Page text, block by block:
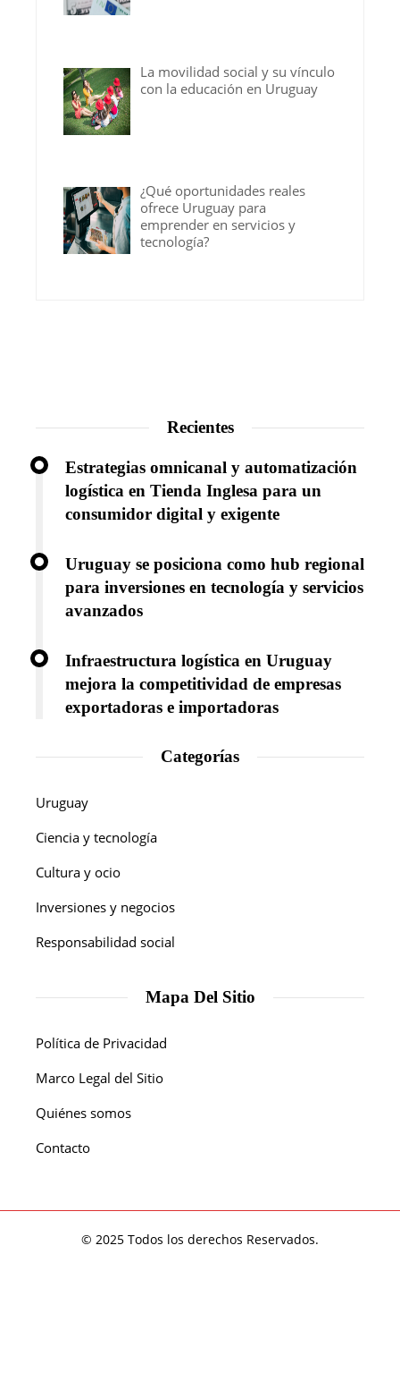
La movilidad social y su vínculo
con la educación en Uruguay
¿Qué oportunidades reales
ofrece Uruguay para
emprender en servicios y
tecnología?
Recientes
Estrategias omnicanal y automatización
logística en Tienda Inglesa para un
consumidor digital y exigente
Uruguay se posiciona como hub regional
para inversiones en tecnología y servicios
avanzados
Infraestructura logística en Uruguay
mejora la competitividad de empresas
exportadoras e importadoras
Categorías
Uruguay
Ciencia y tecnología
Cultura y ocio
Inversiones y negocios
Responsabilidad social
Mapa Del Sitio
Política de Privacidad
Marco Legal del Sitio
Quiénes somos
Contacto
© 2025 Todos los derechos Reservados.